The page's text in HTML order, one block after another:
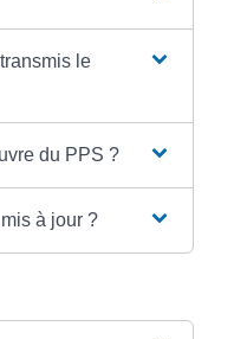
le
du PPS ?
à jour ?